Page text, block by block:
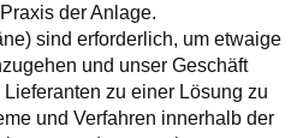
der Anlage.
sind erforderlich, um etwaige
und unser Geschäft
zu einer Lösung zu
und Verfahren innerhalb der